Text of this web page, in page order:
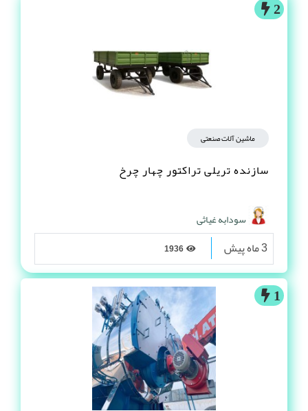
2
ماشین آلات صنعتی
سازنده تریلی تراکتور چهار چرخ
سودابه غیاثی
3 ماه پیش
1